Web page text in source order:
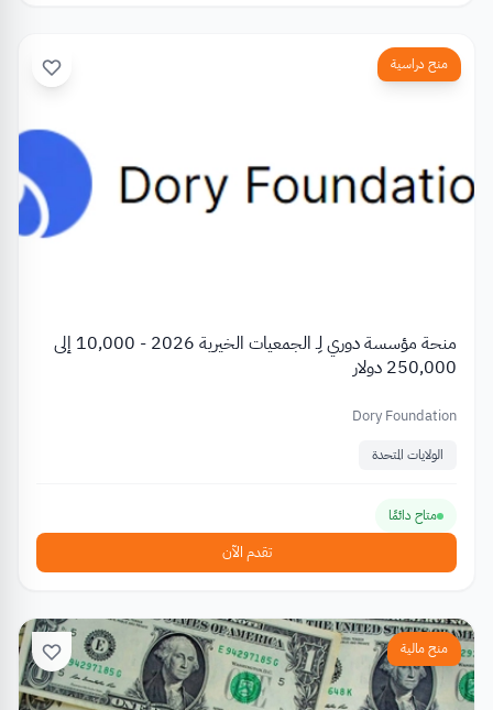
منح دراسية
منحة مؤسسة دوري لِـ الجمعيات الخيرية 2026 - 10,000 إلى
250,000 دولار
Dory Foundation
الولايات المتحدة
متاح دائمًا
تقدم الآن
منح مالية